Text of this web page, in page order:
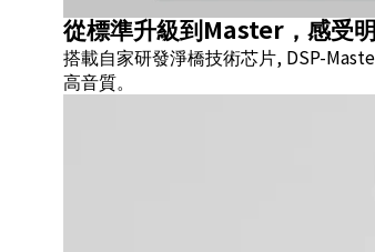
從標準升級到 Master ，感受
搭載自家研發淨橋技術芯片, DSP-
高音質。